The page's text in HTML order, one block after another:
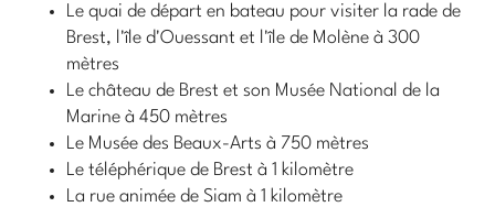
Le quai de départ en bateau pour visiter la rade de
Brest, l'île d'Ouessant et l'île de Molène à 300
mètres
Le château de Brest et son Musée National de la
Marine à 450 mètres
Le Musée des Beaux-Arts à 750 mètres
Le téléphérique de Brest à 1 kilomètre
La rue animée de Siam à 1 kilomètre